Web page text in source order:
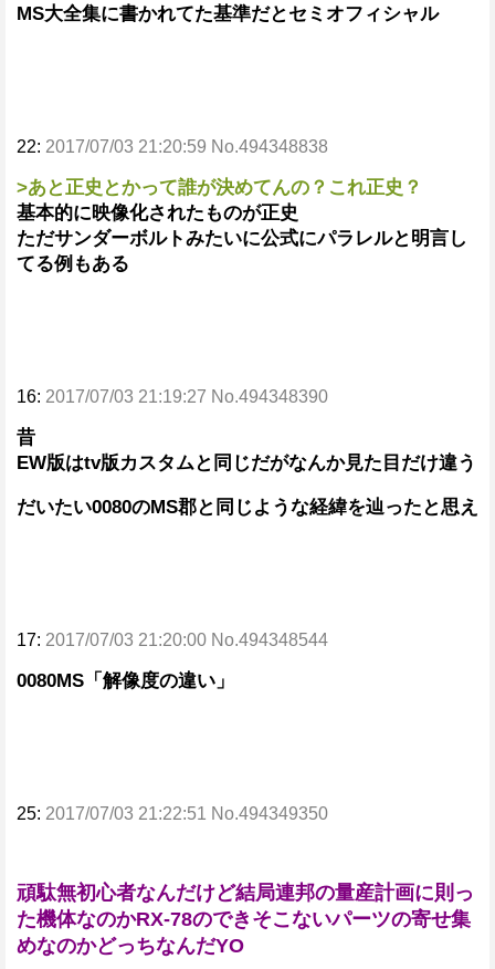
MS大全集に書かれてた基準だとセミオフィシャル
22: 2017/07/03 21:20:59 No.494348838
>あと正史とかって誰が決めてんの？これ正史？
基本的に映像化されたものが正史
ただサンダーボルトみたいに公式にパラレルと明言し
てる例もある
16: 2017/07/03 21:19:27 No.494348390
昔
EW版はtv版カスタムと同じだがなんか見た目だけ違う
だいたい0080のMS郡と同じような経緯を辿ったと思え
17: 2017/07/03 21:20:00 No.494348544
0080MS「解像度の違い」
25: 2017/07/03 21:22:51 No.494349350
頑駄無初心者なんだけど結局連邦の量産計画に則っ
た機体なのかRX-78のできそこないパーツの寄せ集
めなのかどっちなんだYO